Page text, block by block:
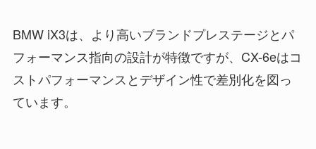
BMW iX3は、より高いブランドプレステージとパ
フォーマンス指向の設計が特徴ですが、CX-6eはコ
ストパフォーマンスとデザイン性で差別化を図っ
ています。